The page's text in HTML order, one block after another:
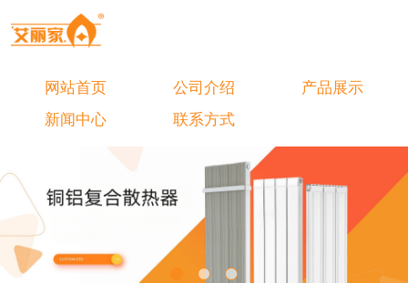
网站首页 公司介绍
产品展示
新闻中心
联系方式